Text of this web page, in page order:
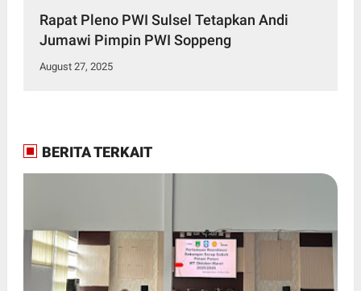
Rapat Pleno PWI Sulsel Tetapkan Andi
Jumawi Pimpin PWI Soppeng
August 27, 2025
BERITA TERKAIT